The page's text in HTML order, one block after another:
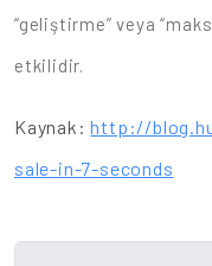
“geliştirme” veya
etkilidir.
Kaynak:http://
sale-in-7-seconds